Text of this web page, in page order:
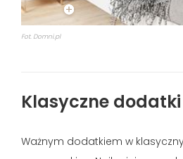
Fot. Domni.pl
Klasyczne dodatki
Ważnym dodatkiem w